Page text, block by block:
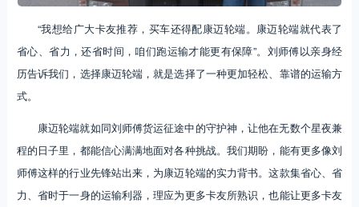
“我想给广大卡友推荐，买车还得配康迈轮端。康迈轮端就代表了
省心、省力，还省时间，咱们跑运输才能更有保障”。刘师傅以亲身经
历告诉我们，选择康迈轮端，就是选择了一种更加轻松、靠谱的运输方
式。
康迈轮端就如同刘师傅货运征途中的守护神，让他在无数个星夜兼
程的日子里，都能信心满满地面对各种挑战。我们期盼，能有更多像刘
师傅这样的行业先锋站出来，为康迈轮端的实力背书。这款集省心、省
力、省时于一身的运输利器，理应为更多卡友所熟识，也能让更多卡友